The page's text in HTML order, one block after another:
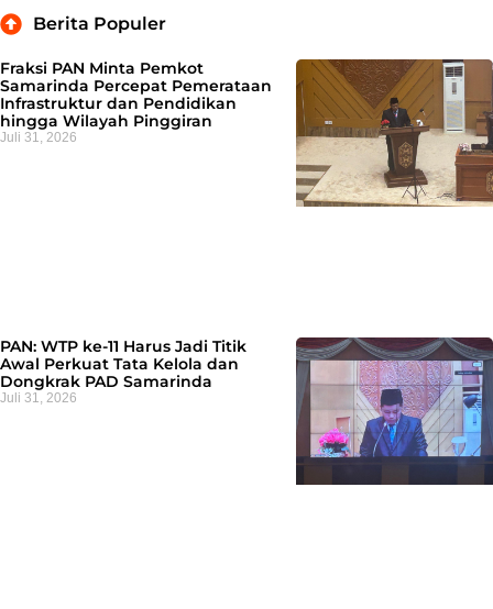
Berita Populer
Fraksi PAN Minta Pemkot
Samarinda Percepat Pemerataan
Infrastruktur dan Pendidikan
hingga Wilayah Pinggiran
Juli 31, 2026
PAN: WTP ke-11 Harus Jadi Titik
Awal Perkuat Tata Kelola dan
Dongkrak PAD Samarinda
Juli 31, 2026